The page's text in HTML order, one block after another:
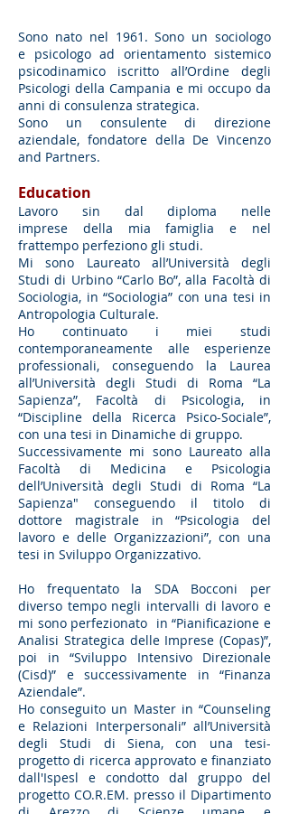
Sono nato nel 1961. Sono un sociologo
e psicologo ad orientamento sistemico
psicodinamico iscritto all’Ordine degli
Psicologi della Campania e mi occupo da
anni di consulenza strategica.
Sono un consulente di direzione
aziendale, fondatore della De Vincenzo
and Partners.
Education
Lavoro sin dal diploma nelle
imprese della mia famiglia e nel
frattempo perfeziono gli studi.
Mi sono Laureato all’Università degli
Studi di Urbino “Carlo Bo”, alla Facoltà di
Sociologia, in “Sociologia” con una tesi in
Antropologia Culturale.
Ho continuato i miei studi
contemporaneamente alle esperienze
professionali, conseguendo la Laurea
all’Università degli Studi di Roma “La
Sapienza”, Facoltà di Psicologia, in
“Discipline della Ricerca Psico-Sociale”,
con una tesi in Dinamiche di gruppo.
Successivamente mi sono Laureato alla
Facoltà di Medicina e Psicologia
dell’Università degli Studi di Roma “La
Sapienza" conseguendo il titolo di
dottore magistrale in “Psicologia del
lavoro e delle Organizzazioni”, con una
tesi in Sviluppo Organizzativo.
Ho frequentato la SDA Bocconi per
diverso tempo negli intervalli di lavoro e
mi sono perfezionato in “Pianificazione e
Analisi Strategica delle Imprese (Copas)”,
poi in “Sviluppo Intensivo Direzionale
(Cisd)” e successivamente in “Finanza
Aziendale”.
Ho conseguito un Master in “Counseling
e Relazioni Interpersonali” all’Università
degli Studi di Siena, con una tesi-
progetto di ricerca approvato e finanziato
dall'Ispesl e condotto dal gruppo del
progetto CO.R.EM. presso il Dipartimento